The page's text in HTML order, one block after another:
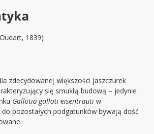
1839)
zdecydowanej większości jaszczurek
się smukłą budową – jedynie
Gallotia galloti eisentrauti w
pozostałych podgatunków bywają dość